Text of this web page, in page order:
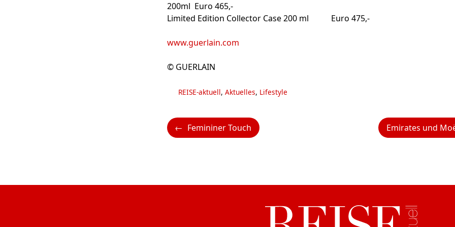
200ml Euro 465,-
Limited Edition Collector Case 200 ml Euro 475,-
www.guerlain.com
© GUERLAIN
Kategorien
REISE-aktuell, Aktuelles, Lifestyle
Femininer Touch